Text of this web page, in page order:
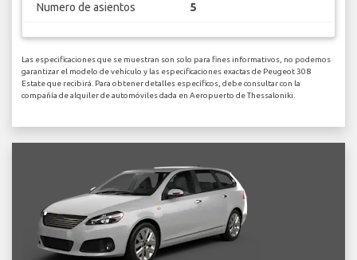
Numero de asientos 5
Las especificaciones que se muestran son solo para fines informativos, no podemos
garantizar el modelo de vehículo y las especificaciones exactas de Peugeot 308
Estate que recibirá. Para obtener detalles específicos, debe consultar con la
compañía de alquiler de automóviles dada en Aeropuerto de Thessaloniki.